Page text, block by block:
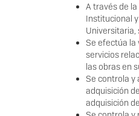
A través de
Institucional
Universitaria,
Se efectúa la
servicios
las obras en
Se controla y
adquisición
adquisición